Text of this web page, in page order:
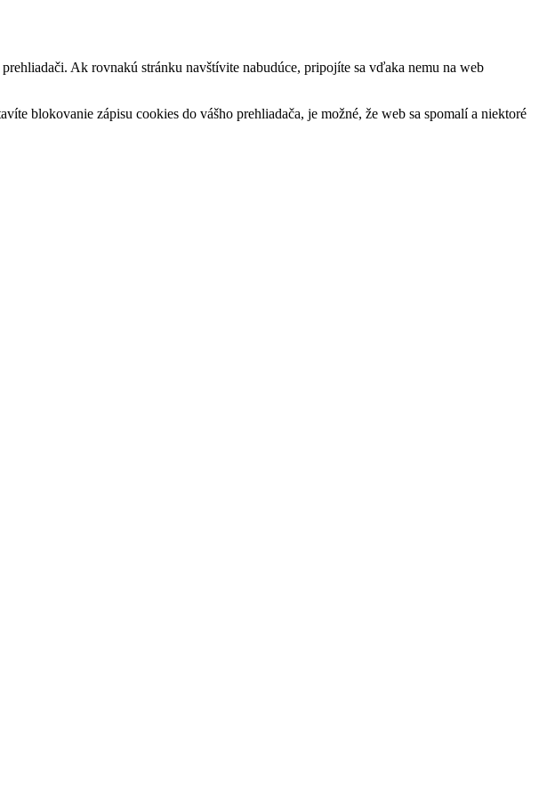
Ak rovnakú stránku navštívite nabudúce, pripojíte sa vďaka nemu na web
blokovanie zápisu cookies do vášho prehliadača, je možné, že web sa spomalí a niektoré